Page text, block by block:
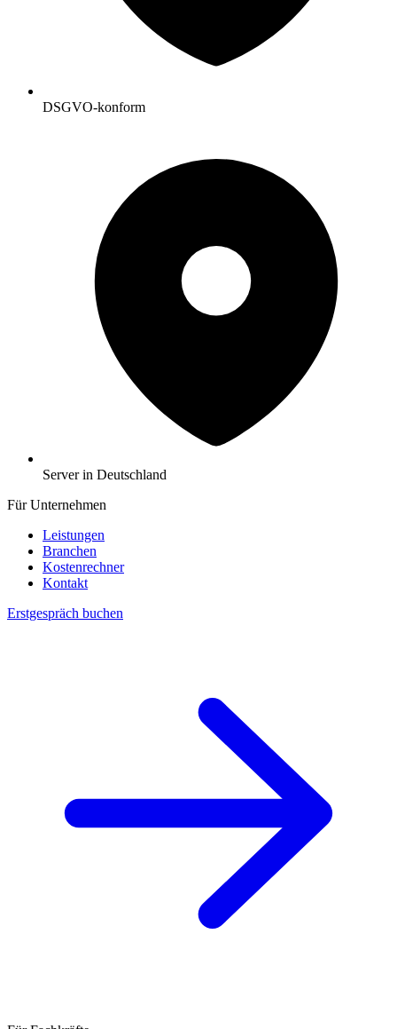
DSGVO-konform
Server in Deutschland
Für Unternehmen
Leistungen
Branchen
Kostenrechner
Kontakt
Erstgespräch buchen